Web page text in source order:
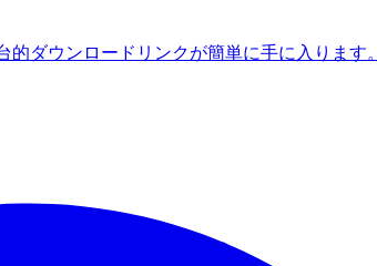
ダウンロードリンクが簡単に手に入ります。